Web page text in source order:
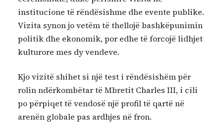
institucione të rëndësishme dhe evente publike.
Vizita synon jo vetëm të thellojë bashkëpunimin
politik dhe ekonomik, por edhe të forcojë lidhjet
kulturore mes dy vendeve.
Kjo vizitë shihet si një test i rëndësishëm për
rolin ndërkombëtar të Mbretit Charles III, i cili
po përpiqet të vendosë një profil të qartë në
arenën globale pas ardhjes në fron.